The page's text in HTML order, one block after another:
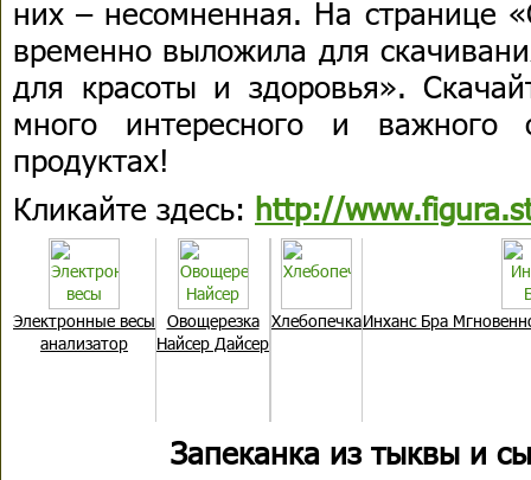
них – несомненная. На странице
временно выложила для
для красоты и здоровья».
много интересного и важного
продуктах!
Кликайте здесь: http://
Электронные весы
анализатор
Овощерезка
Найсер Дайсер
ХлебопечкаИнханс Бра
Запеканка из тыквы и